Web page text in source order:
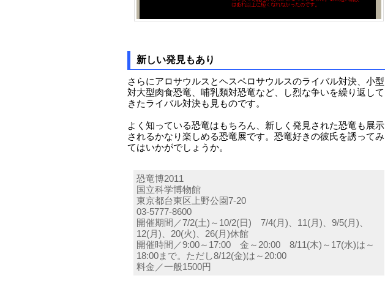
新しい発見もあり
さらにアロサウルスとヘスペロサウルスのライバル対決、小型
対大型肉食恐竜、哺乳類対恐竜など、し烈な争いを繰り返して
きたライバル対決も見ものです。
よく知っている恐竜はもちろん、新しく発見された恐竜も展示
されるかなり楽しめる恐竜展です。恐竜好きの彼氏を誘ってみ
てはいかがでしょうか。
恐竜博2011
国立科学博物館
東京都台東区上野公園7-20
03-5777-8600
開催期間／7/2(土)～10/2(日) 7/4(月)、11(月)、9/5(月)、
12(月)、20(火)、26(月)休館
開催時間／9:00～17:00 金～20:00 8/11(木)～17(水)は～
18:00まで。ただし8/12(金)は～20:00
料金／一般1500円